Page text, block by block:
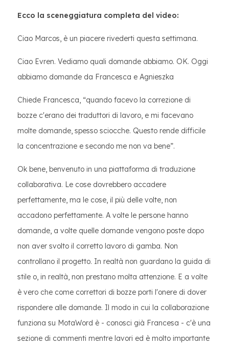
Ecco la sceneggiatura completa del video:
Ciao Marcos, è un piacere rivederti questa settimana.
Ciao Evren. Vediamo quali domande abbiamo. OK. Oggi
abbiamo domande da Francesca e Agnieszka
Chiede Francesca, “quando facevo la correzione di
bozze c'erano dei traduttori di lavoro, e mi facevano
molte domande, spesso sciocche. Questo rende difficile
la concentrazione e secondo me non va bene”.
Ok bene, benvenuto in una piattaforma di traduzione
collaborativa. Le cose dovrebbero accadere
perfettamente, ma le cose, il più delle volte, non
accadono perfettamente. A volte le persone hanno
domande, a volte quelle domande vengono poste dopo
non aver svolto il corretto lavoro di gamba. Non
controllano il progetto. In realtà non guardano la guida di
stile o, in realtà, non prestano molta attenzione. E a volte
è vero che come correttori di bozze porti l'onere di dover
rispondere alle domande. Il modo in cui la collaborazione
funziona su MotaWord è - conosci già Francesa - c'è una
sezione di commenti mentre lavori ed è molto importante